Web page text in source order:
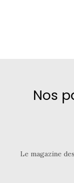
Nos
Le magazine